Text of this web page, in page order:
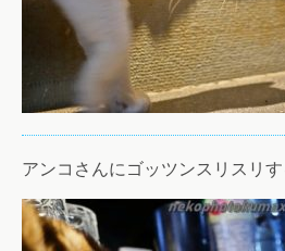
アンコさんにゴッツンスリスリす